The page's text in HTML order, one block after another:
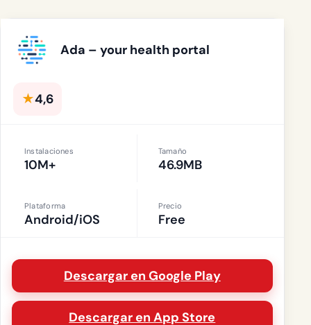
Ada – your health portal
★4,6
Instalaciones
10M+
Tamaño
46.9MB
Plataforma
Android/iOS
Precio
Free
Descargar en Google Play
Descargar en App Store